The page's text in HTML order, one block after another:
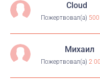
Cloud
Пожертвовал(а)
Михаил
Пожертвовал(а) 2